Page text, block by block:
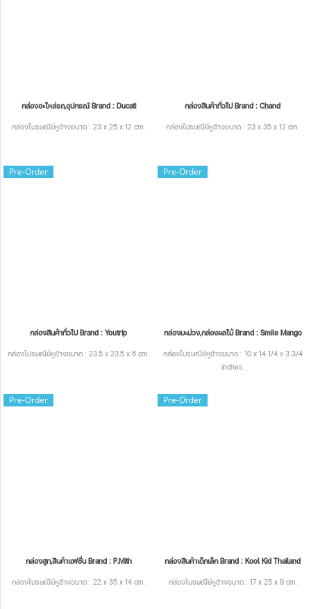
กล่องอะไหล่รถ,อุปกรณ์ Brand : Ducati
กล่องไปรษณีย์หูช้างขนาด : 23 x 25 x 12 cm.
กล่องสินค้าทั่วไป Brand : Chand
กล่องไปรษณีย์หูช้างขนาด : 23 x 35 x 12 cm.
Pre-Order
กล่องสินค้าทั่วไป Brand : Youtrip
กล่องไปรษณีย์หูช้างขนาด : 23.5 x 23.5 x 6 cm.
Pre-Order
กล่องมะม่วง,กล่องผลไม้ Brand : Smile Mango
กล่องไปรษณีย์หูช้างขนาด : 10 x 14 1/4 x 3 3/4
inches.
Pre-Order
กล่องสูท,สินค้าแฟชั่น Brand : P.Mith
กล่องไปรษณีย์หูช้างขนาด : 22 x 35 x 14 cm.
Pre-Order
กล่องสินค้าเด็กเล็ก Brand : Kool Kid Thailand
กล่องไปรษณีย์หูช้างขนาด : 17 x 25 x 9 cm.